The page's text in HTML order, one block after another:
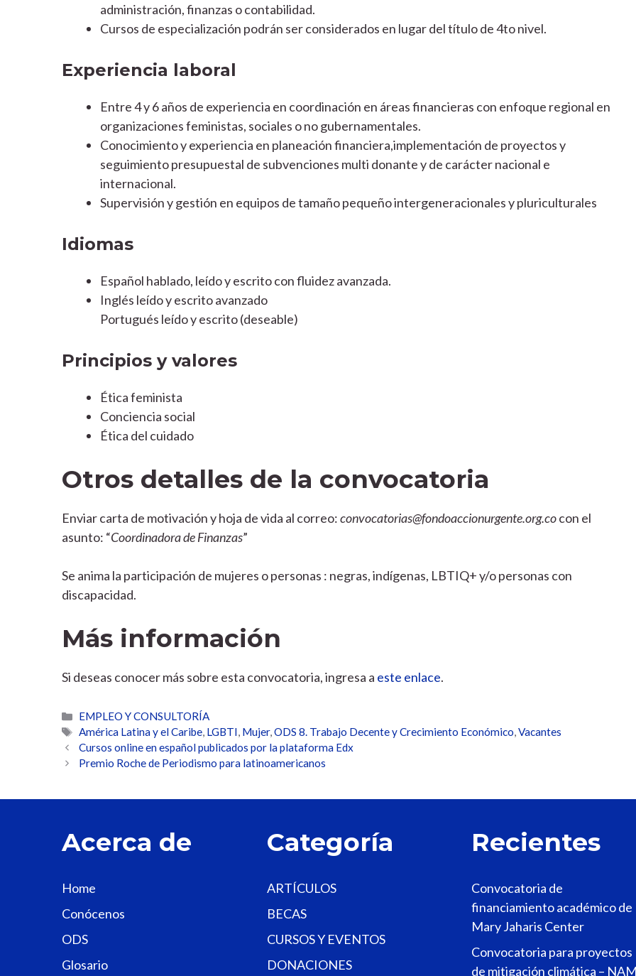
administración, finanzas o contabilidad.
Cursos de especialización podrán ser considerados en lugar del título de 4to nivel.
Experiencia laboral
Entre 4 y 6 años de experiencia en coordinación en áreas financieras con enfoque regional en
organizaciones feministas, sociales o no gubernamentales.
Conocimiento y experiencia en planeación financiera,implementación de proyectos y
seguimiento presupuestal de subvenciones multi donante y de carácter nacional e
internacional.
Supervisión y gestión en equipos de tamaño pequeño intergeneracionales y pluriculturales
Idiomas
Español hablado, leído y escrito con fluidez avanzada.
Inglés leído y escrito avanzado
Portugués leído y escrito (deseable)
Principios y valores
Ética feminista
Conciencia social
Ética del cuidado
Otros detalles de la convocatoria
Enviar carta de motivación y hoja de vida al correo:convocatorias@fondoaccionurgente.org.cocon el
asunto: “Coordinadora de Finanzas”
Se anima la participación de mujeres o personas : negras, indígenas, LBTIQ+ y/o personas con
discapacidad.
Más información
Si deseas conocer más sobre esta convocatoria, ingresa a este enlace.
Categorías
EMPLEO Y CONSULTORÍA
Etiquetas
América Latina y el Caribe, LGBTI, Mujer,ODS 8. Trabajo Decente y Crecimiento Económico,Vacantes
Cursos online en español publicados por la plataforma Edx
Premio Roche de Periodismo para latinoamericanos
Acerca de
Home
Conócenos
ODS
Glosario
Categoría
ARTÍCULOS
BECAS
CURSOS Y EVENTOS
DONACIONES
Recientes
Convocatoria de
financiamiento académico de
Mary Jaharis Center
Convocatoria para proyectos
de mitigación climática –